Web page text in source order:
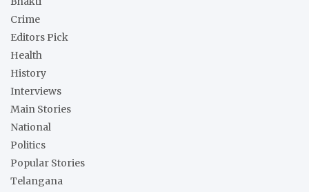
Crime
Editors Pick
Health
History
Interviews
Main Stories
National
Politics
Popular Stories
Telangana